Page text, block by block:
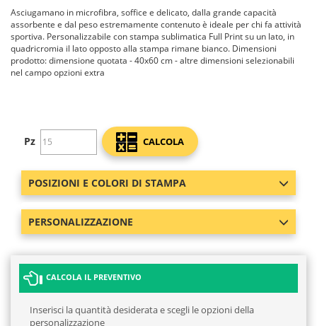
Asciugamano in microfibra, soffice e delicato, dalla grande capacità
assorbente e dal peso estremamente contenuto è ideale per chi fa attività
sportiva. Personalizzabile con stampa sublimatica Full Print su un lato, in
quadricromia il lato opposto alla stampa rimane bianco. Dimensioni
prodotto: dimensione quotata - 40x60 cm - altre dimensioni selezionabili
nel campo opzioni extra
Pz CALCOLA
POSIZIONI E COLORI DI STAMPA
PERSONALIZZAZIONE
CALCOLA IL PREVENTIVO
Inserisci la quantità desiderata e scegli le opzioni della
personalizzazione